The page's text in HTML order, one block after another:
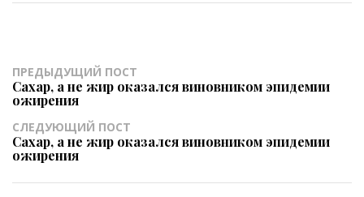
ПРЕДЫДУЩИЙ ПОСТ
Сахар, а не жир оказался виновником эпидемии
ожирения
СЛЕДУЮЩИЙ ПОСТ
Сахар, а не жир оказался виновником эпидемии
ожирения